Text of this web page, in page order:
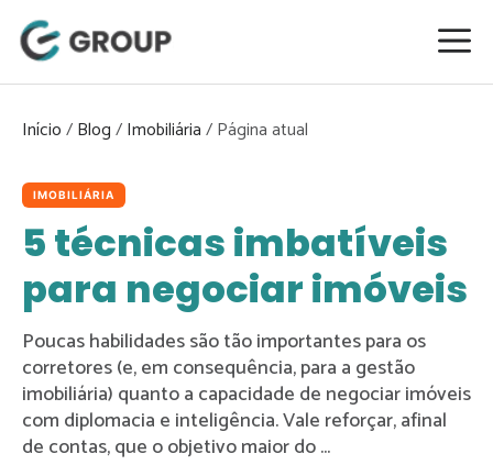
para
conteúdo
Início/Blog/Imobiliária/
IMOBILIÁRIA
5 técnicas imbatíveis
para negociar imóveis
Poucas habilidades são tão importantes para os
corretores (e, em consequência, para a gestão
imobiliária) quanto a capacidade de negociar imóveis
com diplomacia e inteligência. Vale reforçar, afinal
de contas, que o objetivo maior do ...